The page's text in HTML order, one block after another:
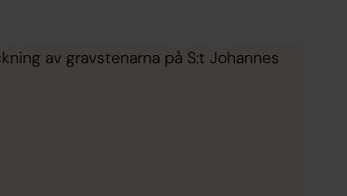
av gravstenarna på S:t Johannes